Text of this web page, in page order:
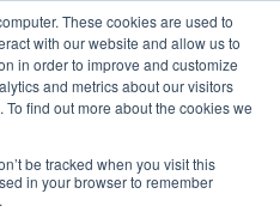
These cookies are used to
with our website and allow us to
in order to improve and customize
and metrics about our visitors
find out more about the cookies we
be tracked when you visit this
in your browser to remember
09:19:56
TelegramWhatsappMastodon